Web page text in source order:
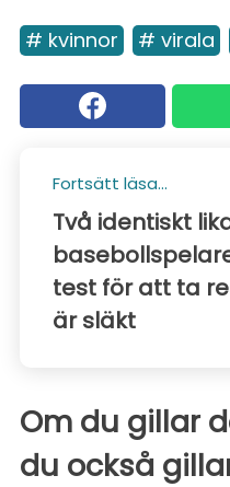
# kvinnor # virala
Fortsätt läsa...
Två identiskt
test för att ta
är släkt
Om du gillar
du också